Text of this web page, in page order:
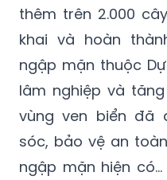
thêm trên 2.000
khai và hoàn
ngập mặn thuộc
lâm nghiệp và
vùng ven biển đã
sóc, bảo vệ an
ngập mặn hiện